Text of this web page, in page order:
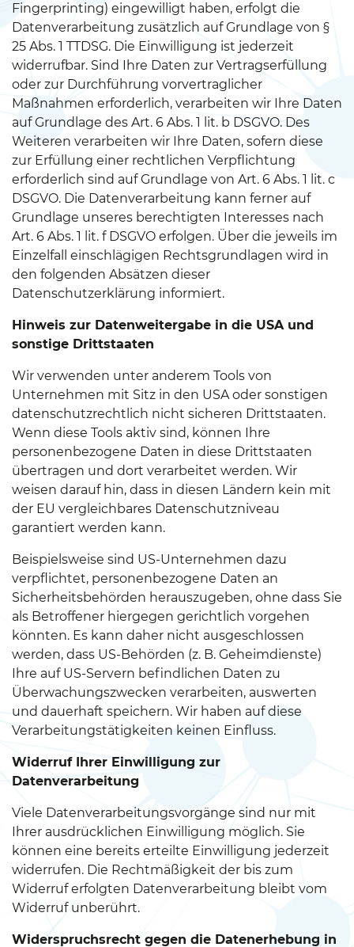
Fingerprinting) eingewilligt haben, erfolgt die
Datenverarbeitung zusätzlich auf Grundlage von §
25 Abs. 1 TTDSG. Die Einwilligung ist jederzeit
widerrufbar. Sind Ihre Daten zur Vertragserfüllung
oder zur Durchführung vorvertraglicher
Maßnahmen erforderlich, verarbeiten wir Ihre Daten
auf Grundlage des Art. 6 Abs. 1 lit. b DSGVO. Des
Weiteren verarbeiten wir Ihre Daten, sofern diese
zur Erfüllung einer rechtlichen Verpflichtung
erforderlich sind auf Grundlage von Art. 6 Abs. 1 lit. c
DSGVO. Die Datenverarbeitung kann ferner auf
Grundlage unseres berechtigten Interesses nach
Art. 6 Abs. 1 lit. f DSGVO erfolgen. Über die jeweils im
Einzelfall einschlägigen Rechtsgrundlagen wird in
den folgenden Absätzen dieser
Datenschutzerklärung informiert.
Hinweis zur Datenweitergabe in die USA und
sonstige Drittstaaten
Wir verwenden unter anderem Tools von
Unternehmen mit Sitz in den USA oder sonstigen
datenschutzrechtlich nicht sicheren Drittstaaten.
Wenn diese Tools aktiv sind, können Ihre
personenbezogene Daten in diese Drittstaaten
übertragen und dort verarbeitet werden. Wir
weisen darauf hin, dass in diesen Ländern kein mit
der EU vergleichbares Datenschutzniveau
garantiert werden kann.
Beispielsweise sind US-Unternehmen dazu
verpflichtet, personenbezogene Daten an
Sicherheitsbehörden herauszugeben, ohne dass Sie
als Betroffener hiergegen gerichtlich vorgehen
könnten. Es kann daher nicht ausgeschlossen
werden, dass US-Behörden (z. B. Geheimdienste)
Ihre auf US-Servern befindlichen Daten zu
Überwachungszwecken verarbeiten, auswerten
und dauerhaft speichern. Wir haben auf diese
Verarbeitungstätigkeiten keinen Einfluss.
Widerruf Ihrer Einwilligung zur
Datenverarbeitung
Viele Datenverarbeitungsvorgänge sind nur mit
Ihrer ausdrücklichen Einwilligung möglich. Sie
können eine bereits erteilte Einwilligung jederzeit
widerrufen. Die Rechtmäßigkeit der bis zum
Widerruf erfolgten Datenverarbeitung bleibt vom
Widerruf unberührt.
Widerspruchsrecht gegen die Datenerhebung in